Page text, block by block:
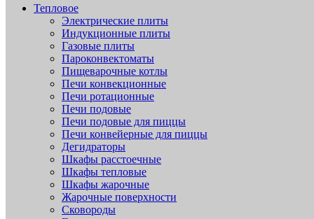
Тепловое
Электрические плиты
Индукционные плиты
Газовые плиты
Пароконвектоматы
Пищеварочные котлы
Печи конвекционные
Печи ротационные
Печи подовые
Печи подовые для пиццы
Печи конвейерные для пиццы
Дегидраторы
Шкафы расстоечные
Шкафы тепловые
Шкафы жарочные
Жарочные поверхности
Сковороды